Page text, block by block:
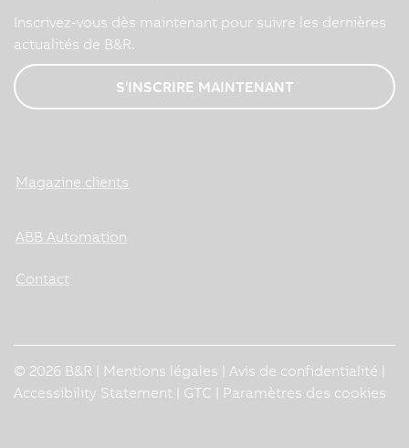
Inscrivez-vous dès maintenant pour suivre les dernières
actualités de B&R.
S'INSCRIRE MAINTENANT
Magazine clients
ABB Automation
Contact
© 2026 B&R | Mentions légales Avis de confidentialité
Accessibility Statement
GTC Paramètres des cookies